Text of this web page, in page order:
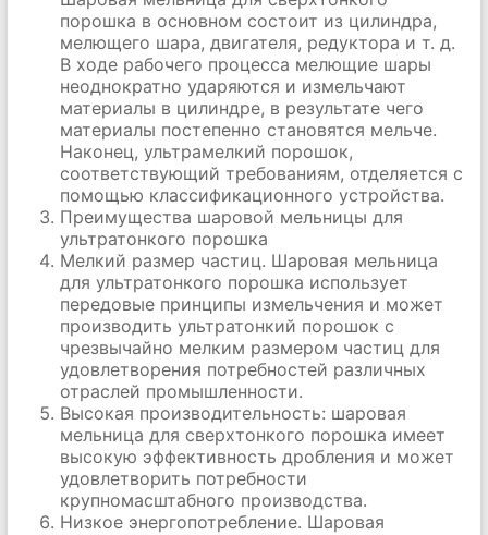
порошка в основном состоит из цилиндра,
мелющего шара, двигателя, редуктора и т. д.
В ходе рабочего процесса мелющие шары
неоднократно ударяются и измельчают
материалы в цилиндре, в результате чего
материалы постепенно становятся мельче.
Наконец, ультрамелкий порошок,
соответствующий требованиям, отделяется с
помощью классификационного устройства.
Преимущества шаровой мельницы для
ультратонкого порошка
Мелкий размер частиц. Шаровая мельница
для ультратонкого порошка использует
передовые принципы измельчения и может
производить ультратонкий порошок с
чрезвычайно мелким размером частиц для
удовлетворения потребностей различных
отраслей промышленности.
Высокая производительность: шаровая
мельница для сверхтонкого порошка имеет
высокую эффективность дробления и может
удовлетворить потребности
крупномасштабного производства.
Низкое энергопотребление. Шаровая